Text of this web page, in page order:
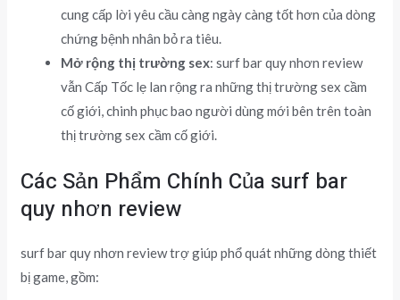
cung cấp lời yêu cầu càng ngày càng tốt hơn của dòng
chứng bệnh nhân bỏ ra tiêu.
Mở rộng thị trường sex: surf bar quy nhơn review
vẫn Cấp Tốc lẹ lan rộng ra những thị trường sex cầm
cố giới, chinh phục bao người dùng mới bên trên toàn
thị trường sex cầm cố giới.
Các Sản Phẩm Chính Của surf bar
quy nhơn review
surf bar quy nhơn review trợ giúp phổ quát những dòng thiết
bị game, gồm: